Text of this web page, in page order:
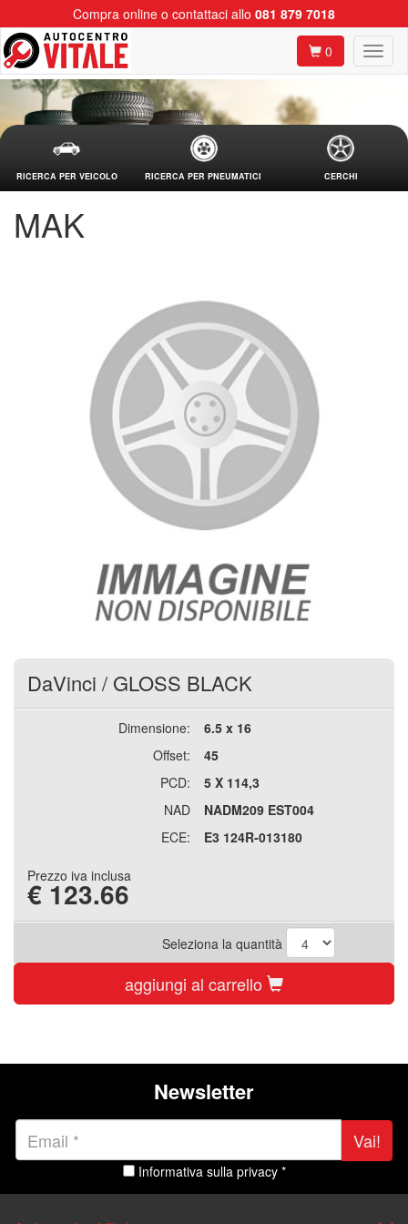
Compra online o contattaci allo 081 879 7018
0
RICERCA PER VEICOLO RICERCA PER PNEUMATICI CERCHI
MAK
DaVinci / GLOSS BLACK
Dimensione:
6.5 x 16
Offset:
45
PCD:
5 X 114,3
NAD
NADM209 EST004
ECE:
E3 124R-013180
Prezzo iva inclusa
€ 123.66
Seleziona la quantità
aggiungi al carrello
Newsletter
Vai!
Informativa sulla privacy *